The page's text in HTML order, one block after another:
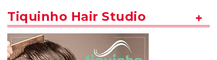
Tiquinho Hair Studio